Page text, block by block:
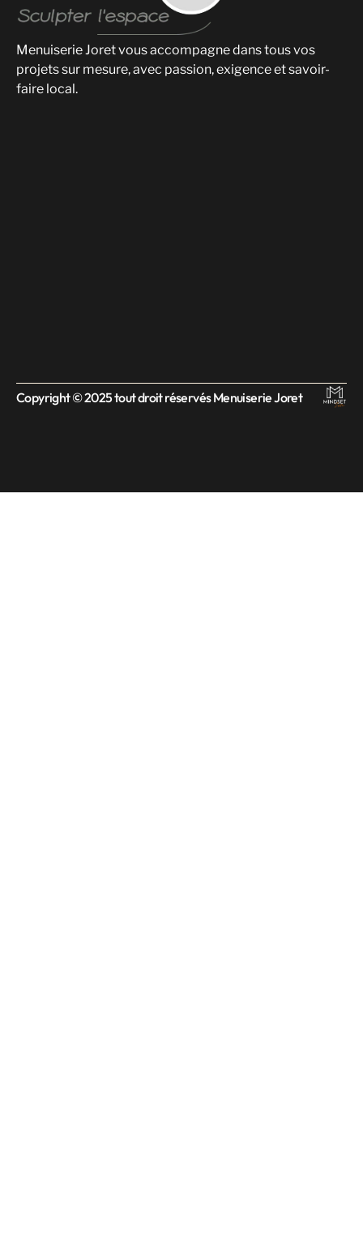
Menuiserie Joret vous accompagne dans tous vos
projets sur mesure, avec passion, exigence et savoir-
faire local.
Copyright © 2025 tout droit réservés Menuiserie Joret